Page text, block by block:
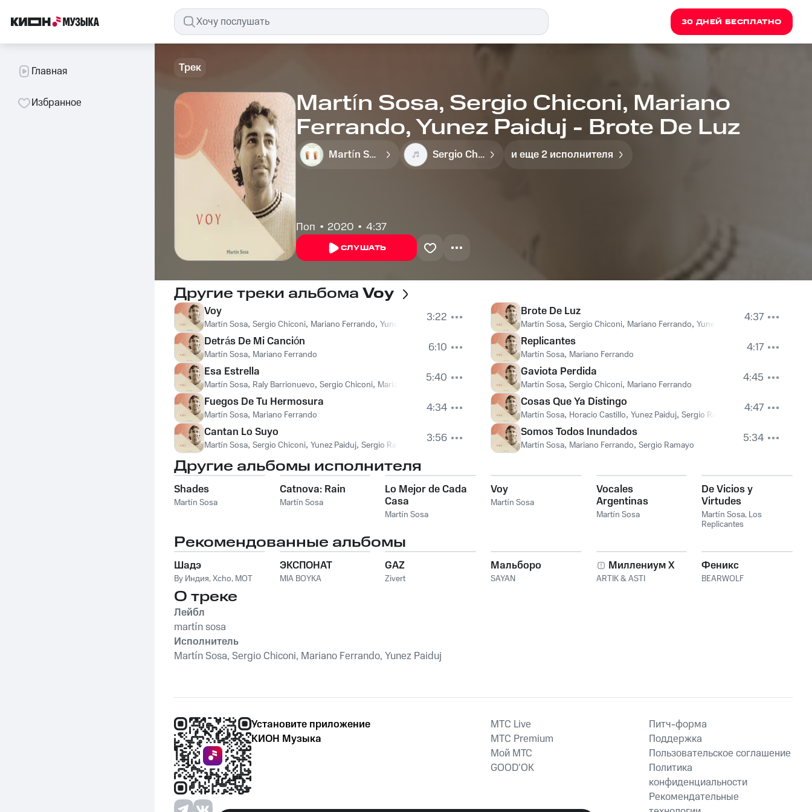
30 ДНЕЙ БЕСПЛАТНО
Главная
Избранное
Трек
Martín Sosa, Sergio Chiconi, Mariano
Ferrando, Yunez Paiduj - Brote De Luz
Martín Sosa Sergio Chiconi и еще 2 исполнителя
Поп 2020 4:37
СЛУШАТЬ
Другие треки альбома Voy
Voy
Martín Sosa, Sergio Chiconi, Mariano Ferrando, Yunez Paiduj 3:22
Detrás De Mi Canción
Martín Sosa, Mariano Ferrando
6:10
Esa Estrella
Martín Sosa, Raly Barrionuevo, Sergio Chiconi, Mariano Ferrando , Yunez Paiduj
5:40
Fuegos De Tu Hermosura
Martín Sosa, Mariano Ferrando
4:34
Cantan Lo Suyo
Martín Sosa, Sergio Chiconi, Yunez Paiduj, Sergio Ramayo 3:56
Brote De Luz
Martín Sosa, Sergio Chiconi, Mariano Ferrando, Yunez Paiduj
4:37
Replicantes
Martín Sosa, Mariano Ferrando
4:17
Gaviota Perdida
Martín Sosa, Sergio Chiconi, Mariano Ferrando
4:45
Cosas Que Ya Distingo
Martín Sosa, Horacio Castillo, Yunez Paiduj, Sergio Ramayo
4:47
Somos Todos Inundados
Martín Sosa, Mariano Ferrando, Sergio Ramayo 5:34
Другие альбомы исполнителя
Shades
Martín Sosa
Catnova: Rain
Martín Sosa
Lo Mejor de Cada
Casa
Martín Sosa
Voy
Martín Sosa
Vocales
Argentinas
Martín Sosa
De Vicios y
Virtudes
Martín Sosa, Los
Replicantes
Рекомендованные альбомы
Шадэ
By Индия,Xcho, MOT
ЭКСПОНАТ
MIA BOYKA
GAZ
Zivert
Мальборо
SAYAN
Миллениум X
ARTIK & ASTI
Феникс
BEARWOLF
О треке
Лейбл
martín sosa
Исполнитель
Martín Sosa, Sergio Chiconi, Mariano Ferrando, Yunez Paiduj
Установите приложение
КИОН Музыка
MTС Live
MTС Premium
Мой МТС
GOOD’OK
Питч-форма
Поддержка
Пользовательское соглашение
Политика
конфиденциальности
Рекомендательные